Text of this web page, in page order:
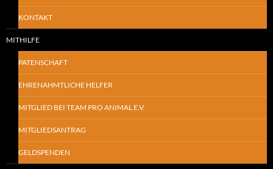
KONTAKT
MITHILFE
PATENSCHAFT
EHRENAHMTLICHE HELFER
MITGLIED BEI TEAM PRO ANIMAL E.V.
MITGLIEDSANTRAG
GELDSPENDEN